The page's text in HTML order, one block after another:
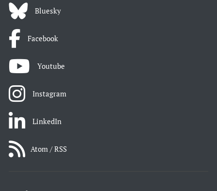
Bluesky
Facebook
Youtube
Instagram
LinkedIn
Atom / RSS